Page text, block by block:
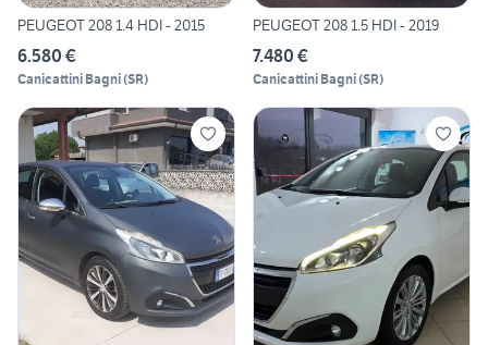
PEUGEOT 208 1.4 HDI - 2015
6.580 €
Canicattini Bagni(SR)
PEUGEOT 208 1.5 HDI - 2019
7.480 €
Canicattini Bagni(SR)